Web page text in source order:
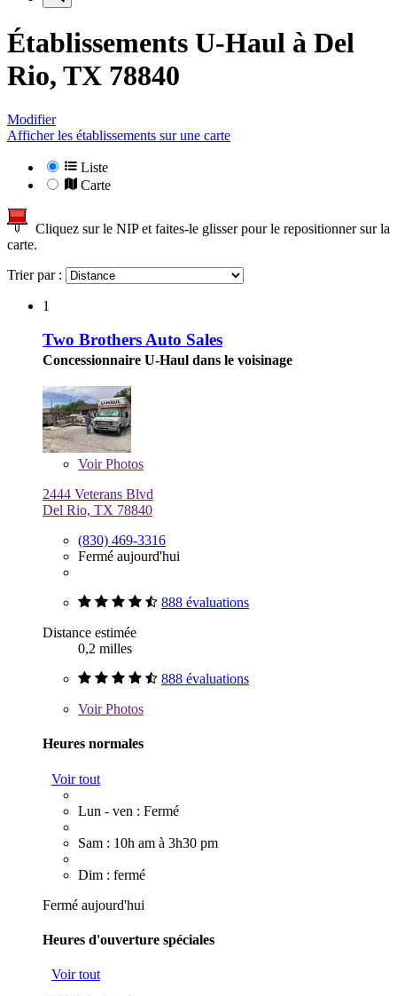
Établissements U-Haul à Del
Rio, TX 78840
Modifier
Afficher les établissements sur une carte
Liste
Carte
Cliquez sur le NIP et faites-le glisser pour le repositionner sur la
carte.
Trier par :
1
Two Brothers Auto Sales
Concessionnaire U-Haul dans le voisinage
VoirPhotos
2444 Veterans Blvd
Del Rio, TX 78840
(830) 469-3316
Fermé aujourd'hui
888 évaluations
Distance estimée
0,2 milles
888 évaluations
VoirPhotos
Heures normales
Voir tout
Lun - ven : Fermé
Sam : 10h am à 3h30 pm
Dim : fermé
Fermé aujourd'hui
Heures d'ouverture spéciales
Voir tout